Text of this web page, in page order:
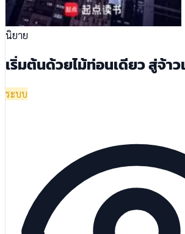
นิยาย
เริ่มต้นด้วยไม้ท่อนเดียว สู่จ้า
ระบบ